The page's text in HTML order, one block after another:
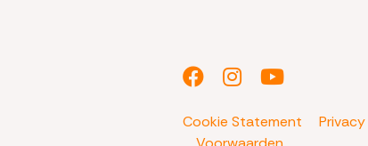
Cookie Statement
Privacy